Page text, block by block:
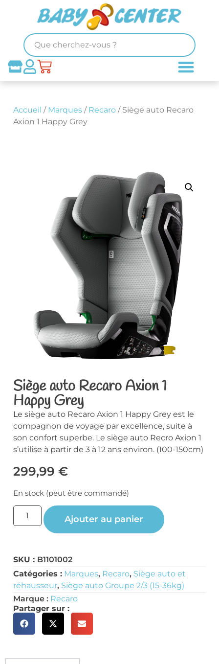
Accueil / Marques/ Recaro/ Siège auto Recaro
Axion 1 Happy Grey
Siège auto Recaro Axion 1
Happy Grey
Le siège auto Recaro Axion 1 Happy Grey est le
compagnon de voyage par excellence, suite à
son confort superbe. Le siège auto Recro Axion 1
s’utilise à partir de 3 à 12 ans environ. (100-150cm)
299,99 €
En stock (peut être commandé)
Ajouter au panier
SKU : B1101002
Catégories : Marques, Recaro, Siège auto et
réhausseur, Siège auto Groupe 2/3 (15-36kg)
Marque : Recaro
Partager sur :